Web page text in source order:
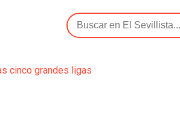
cinco grandes ligas